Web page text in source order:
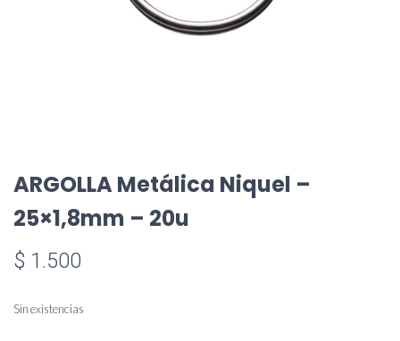
ARGOLLA Metálica Niquel –
25×1,8mm – 20u
$ 1.500
Sin existencias